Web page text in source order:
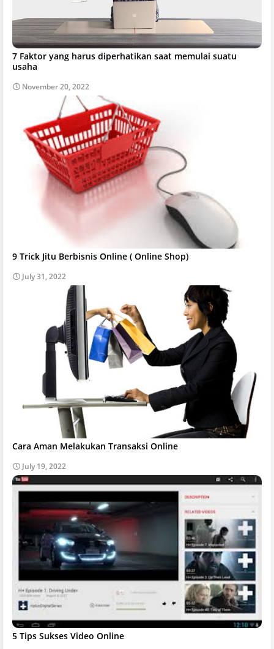
7 Faktor yang harus diperhatikan saat memulai suatu
usaha
November 20, 2022
9 Trick Jitu Berbisnis Online ( Online Shop)
July 31, 2022
Cara Aman Melakukan Transaksi Online
July 19, 2022
5 Tips Sukses Video Online